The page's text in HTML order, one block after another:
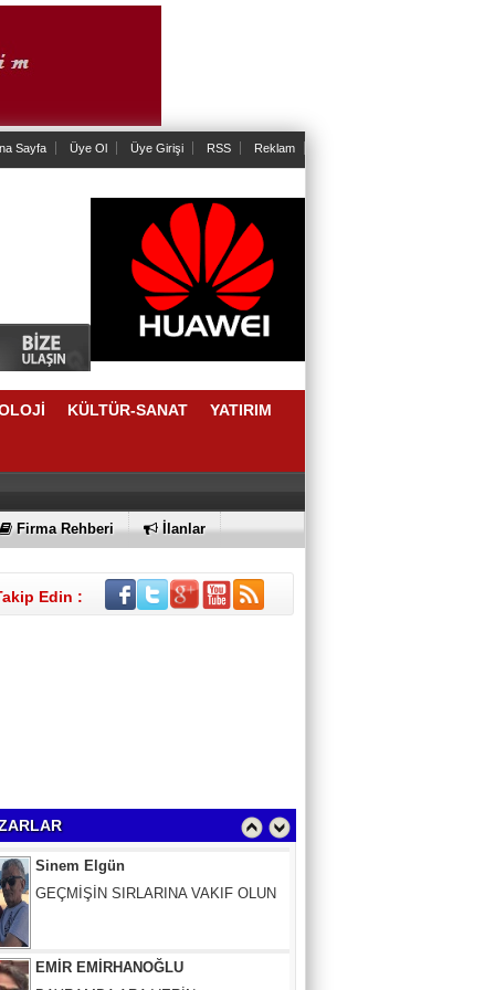
Sayfa Üye Ol Üye Girişi RSS Reklam
KÜLTÜR-SANAT YATIRIM
Firma Rehberi İlanlar
Edin :
EMİR EMİRHANOĞLU
BAYRAMDA ARA VERİN